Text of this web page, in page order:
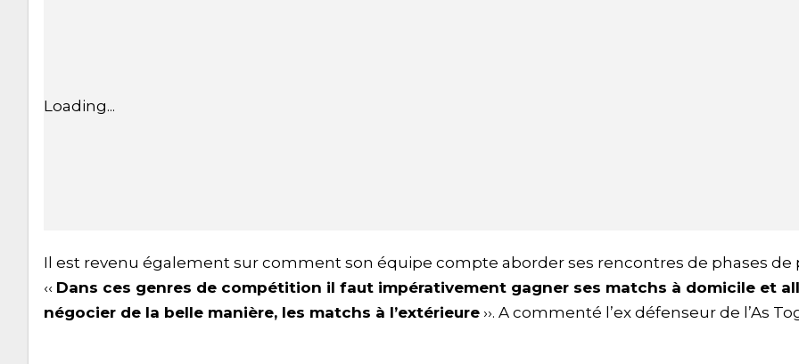
Loading...
Il est revenu également sur comment son équipe compte aborder ses rencontres de phases de
‹‹ Dans ces genres de compétition il faut impérativement gagner ses matchs à domicile et
négocier de la belle manière, les matchs à l’extérieure ››. A commenté l’ex défenseur de l’As